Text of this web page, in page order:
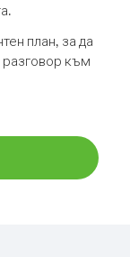
план, за да
разговор към